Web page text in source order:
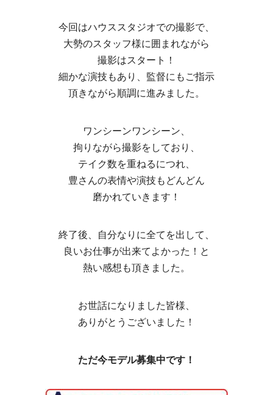
今回はハウススタジオでの撮影で、
大勢のスタッフ様に囲まれながら
撮影はスタート！
細かな演技もあり、監督にもご指示
頂きながら順調に進みました。
ワンシーンワンシーン、
拘りながら撮影をしており、
テイク数を重ねるにつれ、
豊さんの表情や演技もどんどん
磨かれていきます！
終了後、自分なりに全てを出して、
良いお仕事が出来てよかった！と
熱い感想も頂きました。
お世話になりました皆様、
ありがとうございました！
ただ今モデル募集中です！